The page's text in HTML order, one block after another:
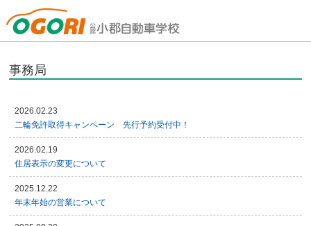
山口県小郡自動車学校
事務局
2026.02.23
二輪免許取得キャンペーン 先行予約受付中！
2026.02.19
住居表示の変更について
2025.12.22
年末年始の営業について